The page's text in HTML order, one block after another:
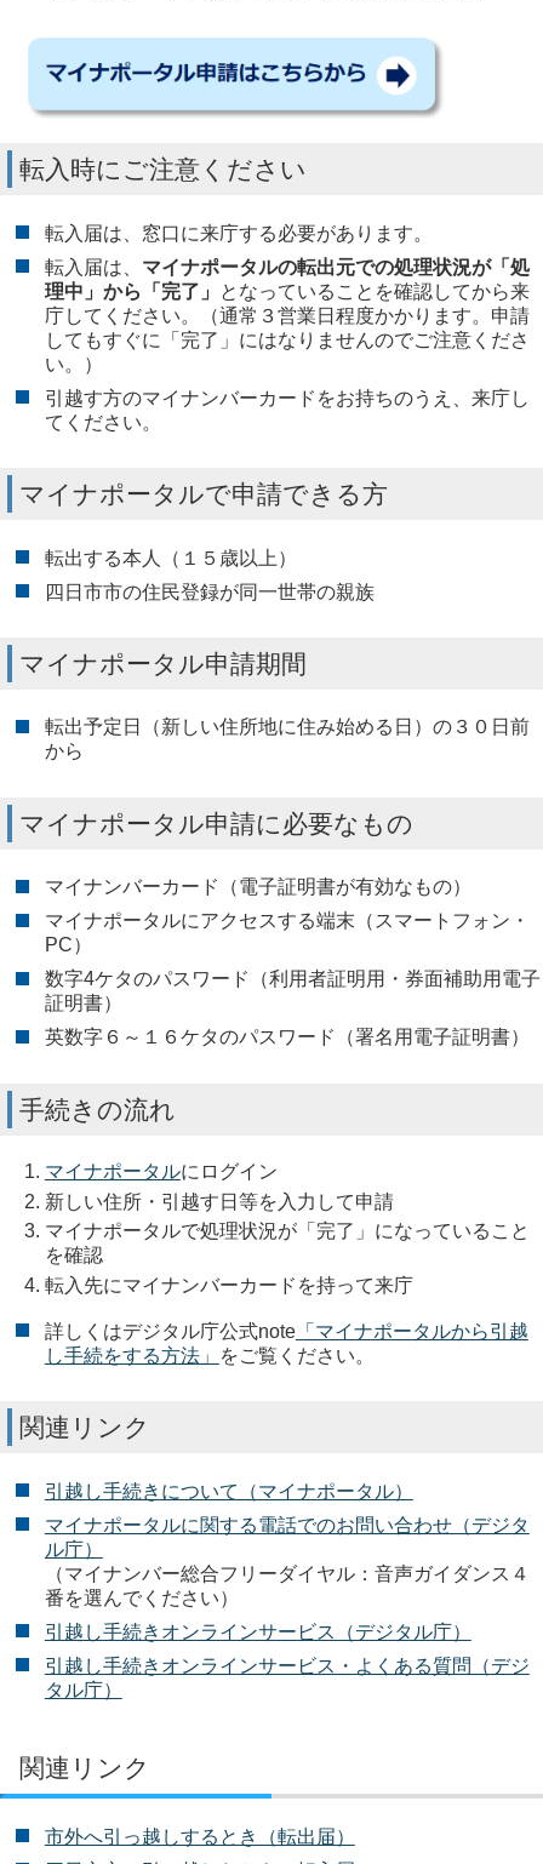
転入時にご注意ください
転入届は、窓口に来庁する必要があります。
転入届は、 マイナポータルの転出元での処理状況が「処
理中」から「完了」
となっていることを確認してから来
庁してください。（通常３営業日程度かかります。申請
してもすぐに「完了」にはなりませんのでご注意くださ
い。）
引越す方のマイナンバーカードをお持ちのうえ、来庁し
てください。
マイナポータルで申請できる方
転出する本人（１５歳以上）
四日市市の住民登録が同一世帯の親族
マイナポータル申請期間
転出予定日（新しい住所地に住み始める日）の３０日前
から
マイナポータル申請に必要なもの
マイナンバーカード（電子証明書が有効なもの）
マイナポータルにアクセスする端末（スマートフォン・
PC）
数字4ケタのパスワード（利用者証明用・券面補助用電子
証明書）
英数字６～１６ケタのパスワード（署名用電子証明書）
手続きの流れ
マイナポータルにログイン
新しい住所・引越す日等を入力して申請
マイナポータルで処理状況が「完了」になっていること
を確認
転入先にマイナンバーカードを持って来庁
詳しくはデジタル庁公式note「マイナポータルから引越
し手続をする方法」
をご覧ください。
関連リンク
引越し手続きについて（マイナポータル）
マイナポータルに関する電話でのお問い合わせ（デジタ
ル庁）
（マイナンバー総合フリーダイヤル：音声ガイダンス４
番を選んでください）
引越し手続きオンラインサービス（デジタル庁）
引越し手続きオンラインサービス・よくある質問（デジ
タル庁）
関連リンク
市外へ引っ越しするとき（転出届）